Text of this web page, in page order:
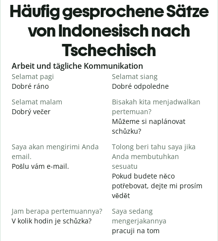
Häufig gesprochene Sätze
von Indonesisch nach
Tschechisch
Slide 1 of 6
Arbeit und tägliche Kommunikation
Selamat pagi
Dobré ráno
Selamat siang
Dobré odpoledne
Selamat malam
Dobrý večer
Bisakah kita menjadwalkan
pertemuan?
Můžeme si naplánovat
schůzku?
Saya akan mengirimi Anda
email.
Pošlu vám e-mail.
Tolong beri tahu saya jika
Anda membutuhkan
sesuatu
Pokud budete něco
potřebovat, dejte mi prosím
vědět
Jam berapa pertemuannya?
V kolik hodin je schůzka?
Saya sedang
mengerjakannya
pracuji na tom